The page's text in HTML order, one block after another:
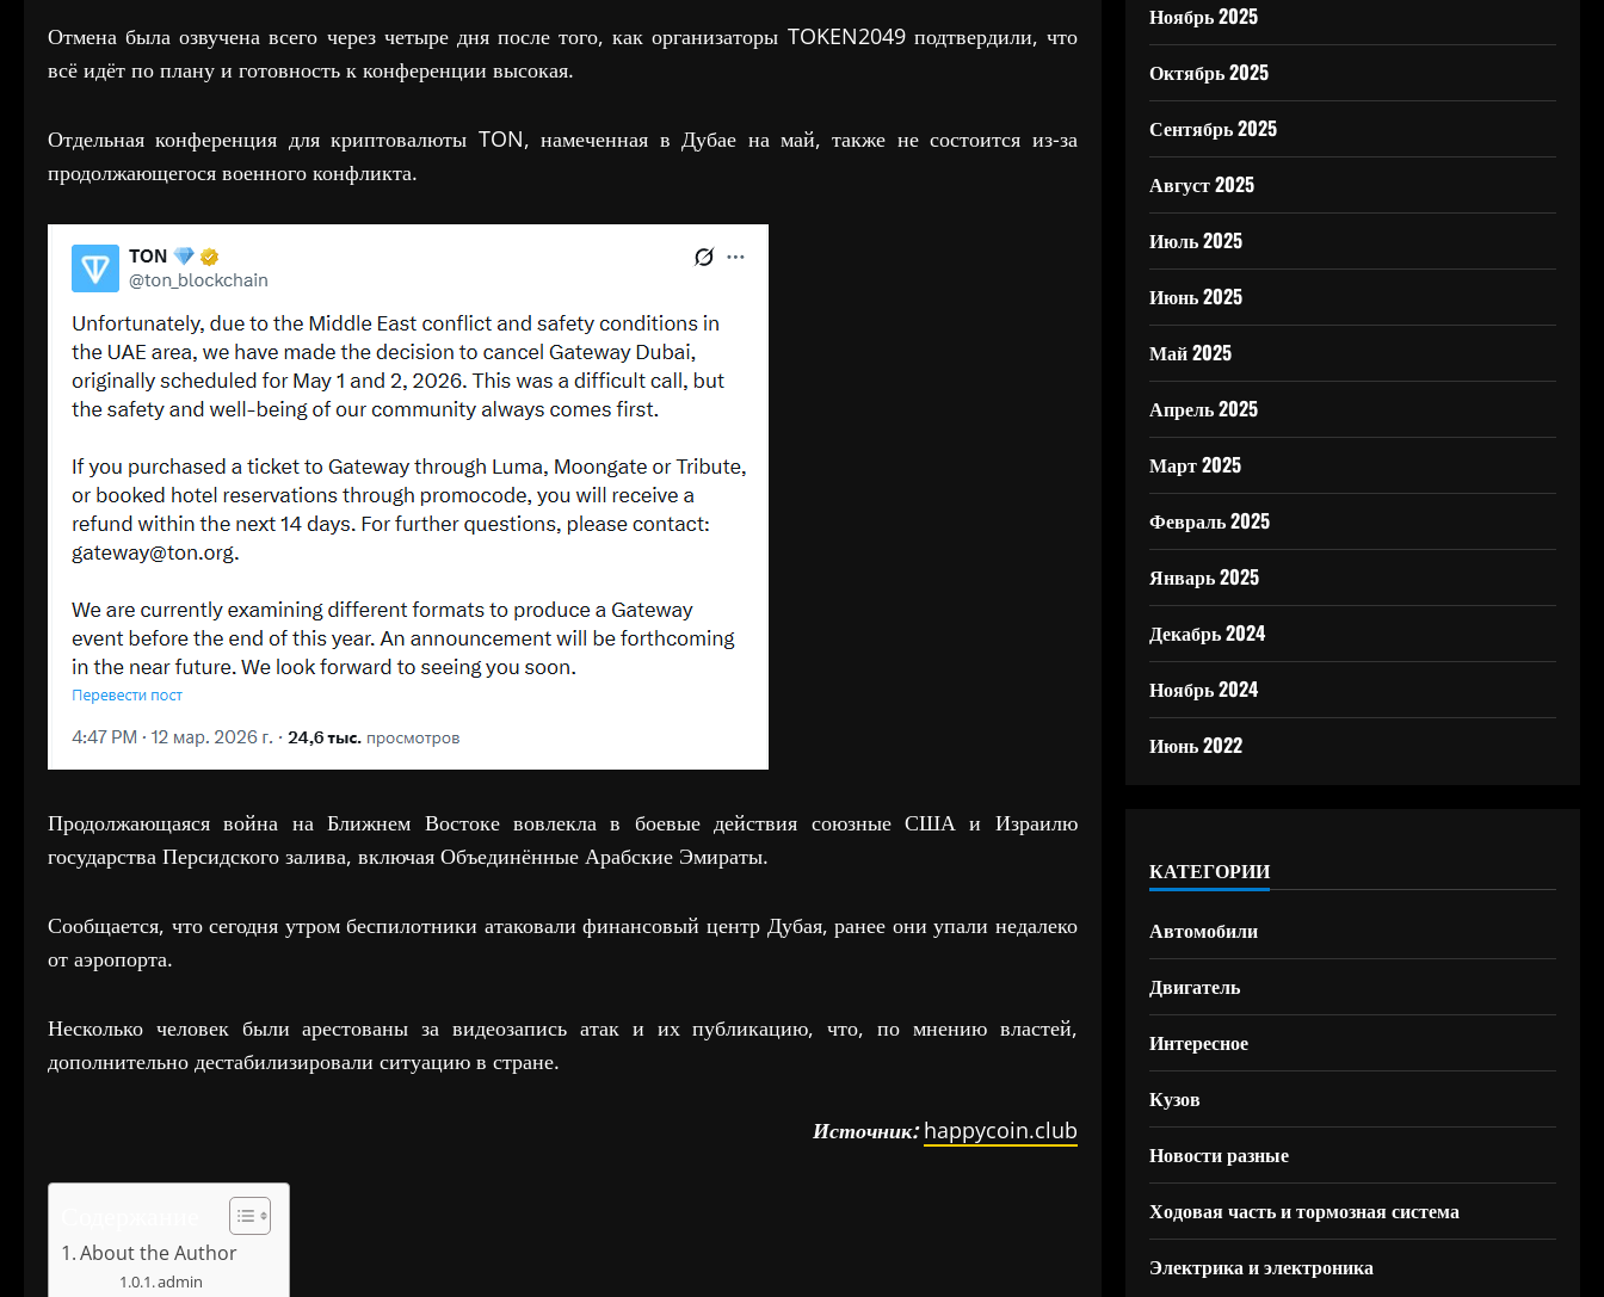
Отмена была озвучена всего через четыре дня после того, как организаторы TOKEN2049 подтвердили, что
всё идёт по плану и готовность к конференции высокая.
Отдельная конференция для криптовалюты TON, намеченная в Дубае на май, также не состоится из-за
продолжающегося военного конфликта.
Продолжающаяся война на Ближнем Востоке вовлекла в боевые действия союзные США и Израилю
государства Персидского залива, включая Объединённые Арабские Эмираты.
Сообщается, что сегодня утром беспилотники атаковали финансовый центр Дубая, ранее они упали недалеко
от аэропорта.
Несколько человек были арестованы за видеозапись атак и их публикацию, что, по мнению властей,
дополнительно дестабилизировали ситуацию в стране.
Источник: happycoin.club
About the Author
admin
Ноябрь 2025
Октябрь 2025
Сентябрь 2025
Август 2025
Июль 2025
Июнь 2025
Май 2025
Апрель 2025
Март 2025
Февраль 2025
Январь 2025
Декабрь 2024
Ноябрь 2024
Июнь 2022
КАТЕГОРИИ
Автомобили
Двигатель
Интересное
Кузов
Новости разные
Ходовая часть и тормозная система
Электрика и электроника